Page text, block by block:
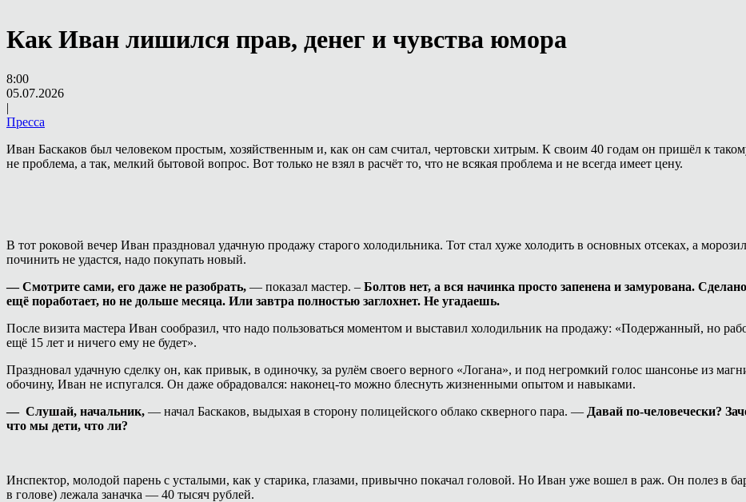
Как Иван лишился прав, денег и чувства юмора
8:00
05.07.2026
|
Пресса
Иван Баскаков был человеком простым, хозяйственным и, как он сам считал, чертовски хитрым. К своим 40 годам он пришёл к
не проблема, а так, мелкий бытовой вопрос. Вот только не взял в расчёт то, что не всякая проблема и не всегда имеет цену.
В тот роковой вечер Иван праздновал удачную продажу старого холодильника. Тот стал хуже холодить в основных отсеках, а
починить не удастся, надо покупать новый.
— Смотрите сами, его даже не разобрать, — показал мастер. – Болтов нет, а вся начинка просто запенена и замурована.
ещё поработает, но не дольше месяца. Или завтра полностью заглохнет. Не угадаешь.
После визита мастера Иван сообразил, что надо пользоваться моментом и выставил холодильник на продажу: «Подержанный, но
ещё 15 лет и ничего ему не будет».
Праздновал удачную сделку он, как привык, в одиночку, за рулём своего верного «Логана», и под негромкий голос шансонье из
обочину, Иван не испугался. Он даже обрадовался: наконец-то можно блеснуть жизненными опытом и навыками.
— Слушай, начальник, — начал Баскаков, выдыхая в сторону полицейского облако скверного пара. — Давай по-человечески?
что мы дети, что ли?
Инспектор, молодой парень с усталыми, как у старика, глазами, привычно покачал головой. Но Иван уже вошел в раж. Он полез в
в голове) лежала заначка — 40 тысяч рублей.